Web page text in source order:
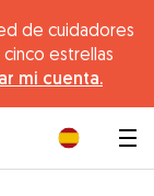
de cuidadores
estrellas
mi cuenta.